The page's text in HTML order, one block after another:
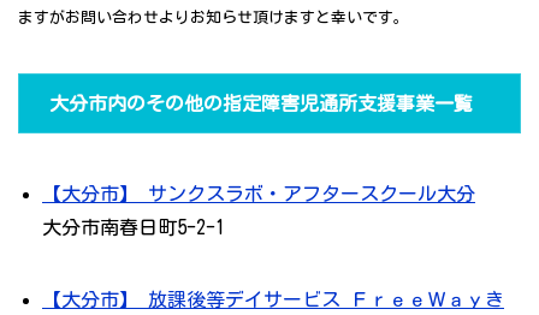
ますがお問い合わせよりお知らせ頂けますと幸いです。
大分市内のその他の指定障害児通所支援事業一覧
【大分市】 サンクスラボ・アフタースクール大分
大分市南春日町5-2-1
【大分市】 放課後等デイサービス ＦｒｅｅＷａｙき